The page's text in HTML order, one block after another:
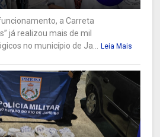
a Carreta
já realizou mais de mil
no município de Ja...
Leia Mais